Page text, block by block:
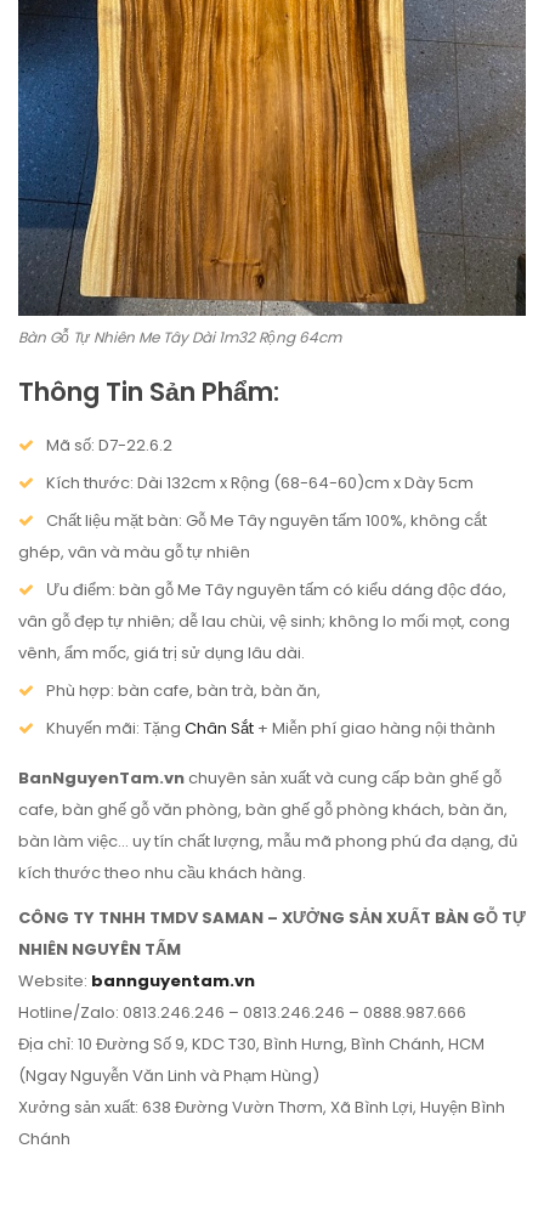
Bàn Gỗ Tự Nhiên Me Tây Dài 1m32 Rộng 64cm
Thông Tin Sản Phẩm:
Mã số: D7-22.6.2
Kích thước: Dài 132cm x Rộng (68-64-60)cm x Dày 5cm
Chất liệu mặt bàn: Gỗ Me Tây nguyên tấm 100%, không cắt
ghép, vân và màu gỗ tự nhiên
Ưu điểm: bàn gỗ Me Tây nguyên tấm có kiểu dáng độc đáo,
vân gỗ đẹp tự nhiên; dễ lau chùi, vệ sinh; không lo mối mọt, cong
vênh, ẩm mốc, giá trị sử dụng lâu dài.
Phù hợp: bàn cafe, bàn trà, bàn ăn,
Khuyến mãi: Tặng Chân Sắt + Miễn phí giao hàng nội thành
BanNguyenTam.vnchuyên sản xuất và cung cấp bàn ghế gỗ
cafe, bàn ghế gỗ văn phòng, bàn ghế gỗ phòng khách, bàn ăn,
bàn làm việc… uy tín chất lượng, mẫu mã phong phú đa dạng, đủ
kích thước theo nhu cầu khách hàng.
CÔNG TY TNHH TMDV SAMAN – XƯỞNG SẢN XUẤT BÀN GỖ TỰ
NHIÊN NGUYÊN TẤM
Website: bannguyentam.vn
Hotline/Zalo: 0813.246.246 – 0813.246.246 – 0888.987.666
Địa chỉ: 10 Đường Số 9, KDC T30, Bình Hưng, Bình Chánh, HCM
(Ngay Nguyễn Văn Linh và Phạm Hùng)
Xưởng sản xuất: 638 Đường Vườn Thơm, Xã Bình Lợi, Huyện Bình
Chánh